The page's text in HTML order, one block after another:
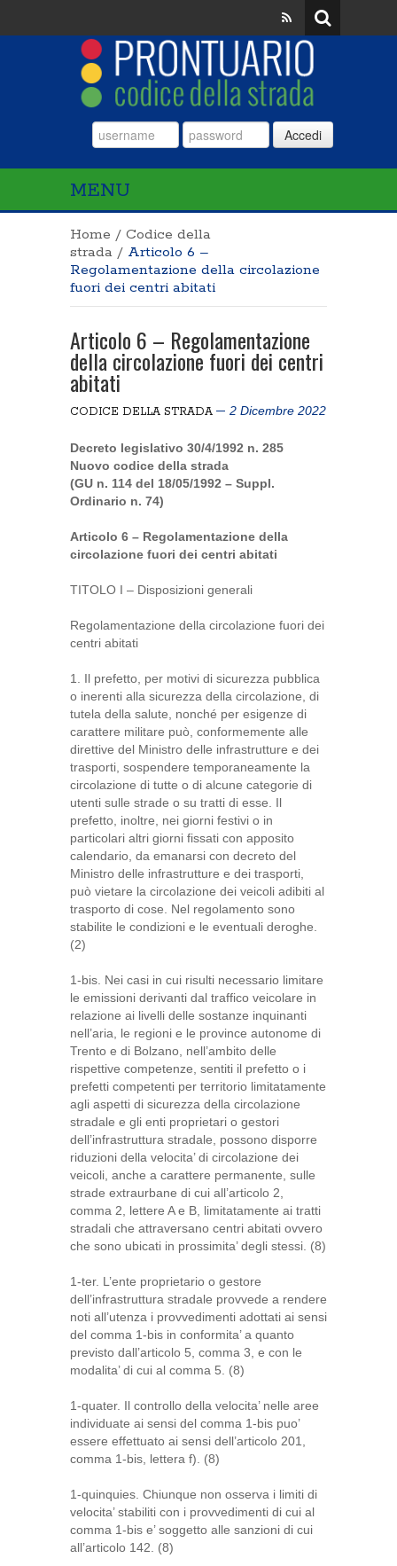
Accedi
MENU
Home / Codice della
strada / Articolo 6 –
Regolamentazione della circolazione
fuori dei centri abitati
Articolo 6 – Regolamentazione
della circolazione fuori dei centri
abitati
CODICE DELLA STRADA 2 Dicembre 2022
Decreto legislativo 30/4/1992 n. 285
Nuovo codice della strada
(GU n. 114 del 18/05/1992 – Suppl.
Ordinario n. 74)
Articolo 6 – Regolamentazione della
circolazione fuori dei centri abitati
TITOLO I – Disposizioni generali
Regolamentazione della circolazione fuori dei
centri abitati
1. Il prefetto, per motivi di sicurezza pubblica
o inerenti alla sicurezza della circolazione, di
tutela della salute, nonché per esigenze di
carattere militare può, conformemente alle
direttive del Ministro delle infrastrutture e dei
trasporti, sospendere temporaneamente la
circolazione di tutte o di alcune categorie di
utenti sulle strade o su tratti di esse. Il
prefetto, inoltre, nei giorni festivi o in
particolari altri giorni fissati con apposito
calendario, da emanarsi con decreto del
Ministro delle infrastrutture e dei trasporti,
può vietare la circolazione dei veicoli adibiti al
trasporto di cose. Nel regolamento sono
stabilite le condizioni e le eventuali deroghe.
(2)
1-bis. Nei casi in cui risulti necessario limitare
le emissioni derivanti dal traffico veicolare in
relazione ai livelli delle sostanze inquinanti
nell’aria, le regioni e le province autonome di
Trento e di Bolzano, nell’ambito delle
rispettive competenze, sentiti il prefetto o i
prefetti competenti per territorio limitatamente
agli aspetti di sicurezza della circolazione
stradale e gli enti proprietari o gestori
dell’infrastruttura stradale, possono disporre
riduzioni della velocita’ di circolazione dei
veicoli, anche a carattere permanente, sulle
strade extraurbane di cui all’articolo 2,
comma 2, lettere A e B, limitatamente ai tratti
stradali che attraversano centri abitati ovvero
che sono ubicati in prossimita’ degli stessi. (8)
1-ter. L’ente proprietario o gestore
dell’infrastruttura stradale provvede a rendere
noti all’utenza i provvedimenti adottati ai sensi
del comma 1-bis in conformita’ a quanto
previsto dall’articolo 5, comma 3, e con le
modalita’ di cui al comma 5. (8)
1-quater. Il controllo della velocita’ nelle aree
individuate ai sensi del comma 1-bis puo’
essere effettuato ai sensi dell’articolo 201,
comma 1-bis, lettera f). (8)
1-quinquies. Chiunque non osserva i limiti di
velocita’ stabiliti con i provvedimenti di cui al
comma 1-bis e’ soggetto alle sanzioni di cui
all’articolo 142. (8)